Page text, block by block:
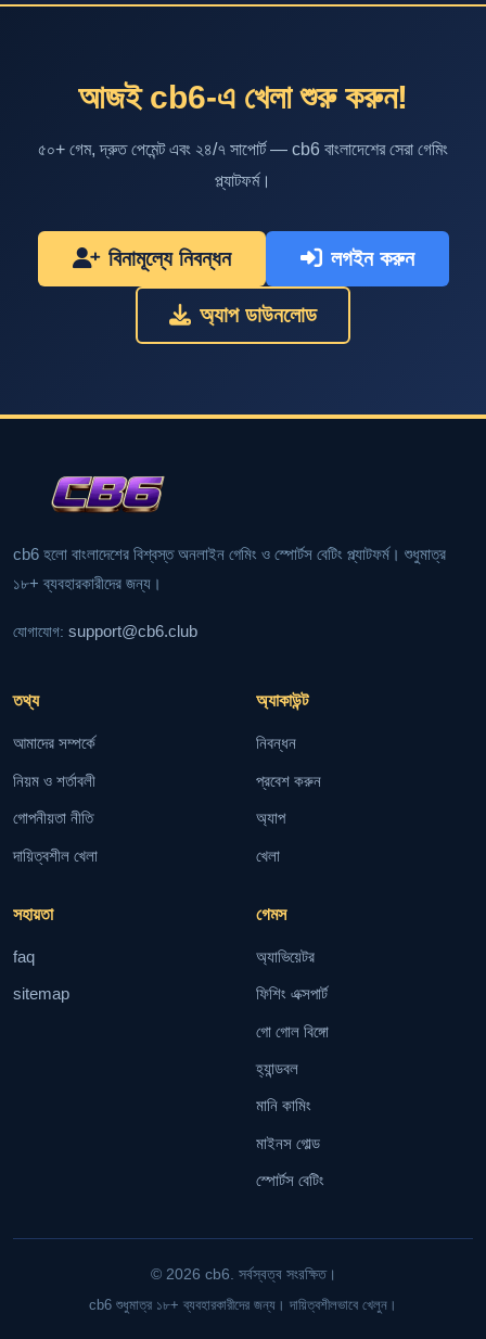
আজই cb6-এ খেলা শুরু করুন!
৫০+ গেম, দ্রুত পেমেন্ট এবং ২৪/৭ সাপোর্ট — cb6 বাংলাদেশের সেরা গেমিং
প্ল্যাটফর্ম।
বিনামূল্যে নিবন্ধন লগইন করুন
অ্যাপ ডাউনলোড
cb6 হলো বাংলাদেশের বিশ্বস্ত অনলাইন গেমিং ও স্পোর্টস বেটিং প্ল্যাটফর্ম। শুধুমাত্র
১৮+ ব্যবহারকারীদের জন্য।
যোগাযোগ: support@cb6.club
তথ্য
আমাদের সম্পর্কে
নিয়ম ও শর্তাবলী
গোপনীয়তা নীতি
দায়িত্বশীল খেলা
অ্যাকাউন্ট
নিবন্ধন
প্রবেশ করুন
অ্যাপ
খেলা
সহায়তা
faq
sitemap
গেমস
অ্যাভিয়েটর
ফিশিং এক্সপার্ট
গো গোল বিঙ্গো
হ্যান্ডবল
মানি কামিং
মাইনস গোল্ড
স্পোর্টস বেটিং
© 2026 cb6. সর্বস্বত্ব সংরক্ষিত।
cb6 শুধুমাত্র ১৮+ ব্যবহারকারীদের জন্য। দায়িত্বশীলভাবে খেলুন।